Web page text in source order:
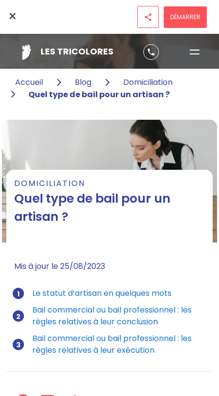
LES TRICOLORES phone
× share DÉMARRER
Accueil Blog
Domiciliation
Quel type de bail pour un artisan ?
DOMICILIATION
Quel type de bail pour un
artisan ?
Mis à jour le 25/08/2023
Le statut d’artisan en quelques mots
Bail commercial ou bail professionnel : les
règles relatives à leur conclusion
Bail commercial ou bail professionnel : les
règles relatives à leur exécution